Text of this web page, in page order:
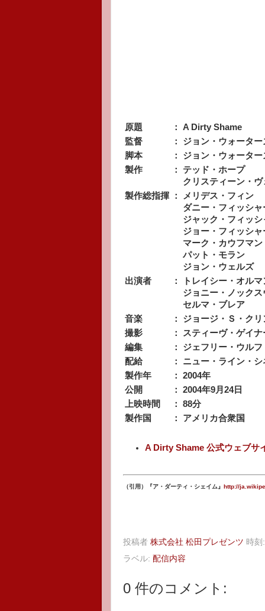
原題 ：
A Dirty Shame
監督
：
ジョン・ウォーター
脚本
：
ジョン・ウォーター
製作
：
テッド・ホープ
クリスティーン・ヴ
製作総指揮
：
メリデス・フィン
ダニー・フィッシャ
ジャック・フィッシ
ジョー・フィッシャ
マーク・カウフマン
パット・モラン
ジョン・ウェルズ
出演者
：
トレイシー・オルマ
ジョニー・ノックス
セルマ・ブレア
音楽
：
ジョージ・Ｓ・クリ
撮影
：
スティーヴ・ゲイナ
編集
：
ジェフリー・ウルフ
配給
：
ニュー・ライン・シ
製作年
：
2004年
公開
：
2004年9月24日
上映時間
：
88分
製作国
： アメリカ合衆国
A Dirty Shame 公式ウェブサ
（引用）『ア・ダーティ・シェイム』 http://
投稿者 株式会社 松田プレゼンツ 時刻:
ラベル: 配信内容
0 件のコメント: